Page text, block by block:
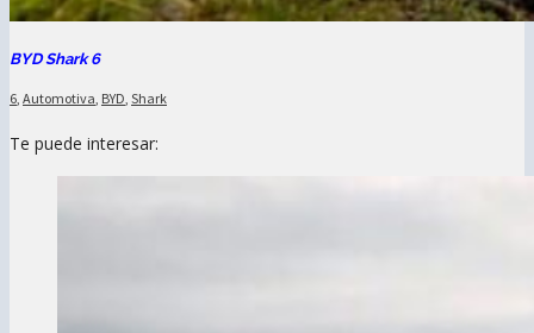
BYD Shark 6
6 Automotiva BYD Shark
Te puede interesar: